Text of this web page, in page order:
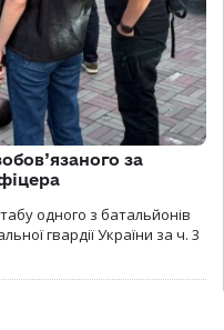
за
одного з батальйонів
гвардії України за ч. 3